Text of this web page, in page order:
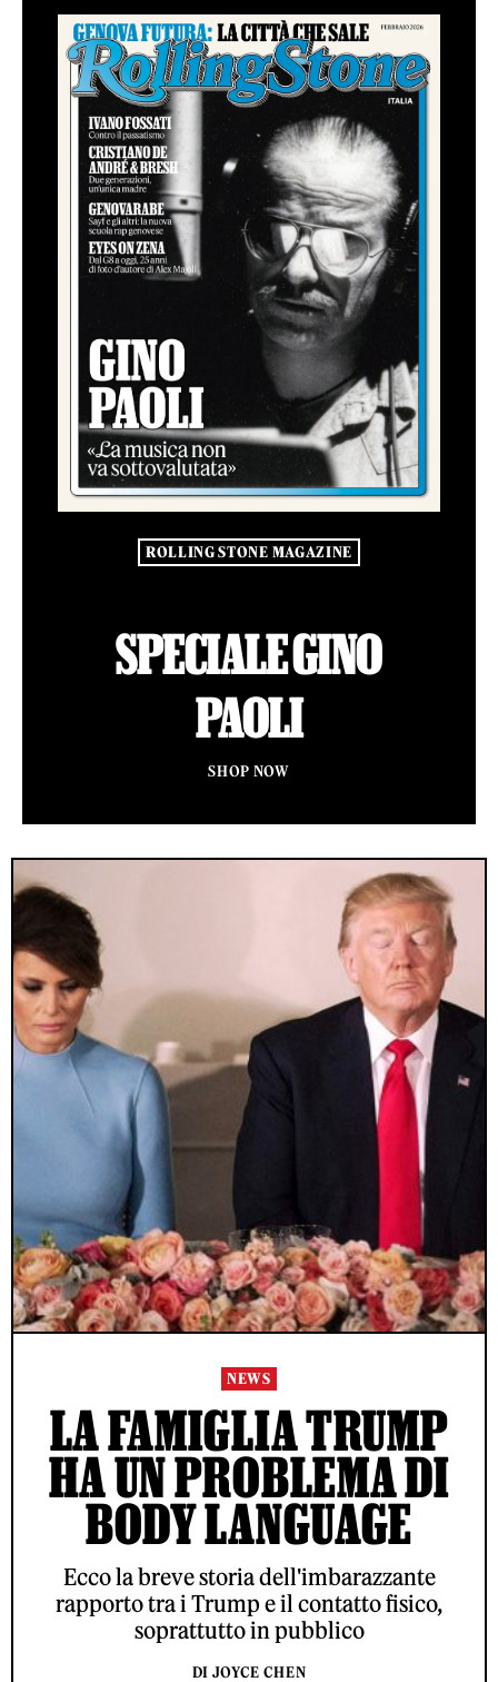
ROLLING STONE MAGAZINE
SPECIALE GINO
PAOLI
SHOP NOW
NEWS
LA FAMIGLIA TRUMP
HA UN PROBLEMA DI
BODY LANGUAGE
Ecco la breve storia dell'imbarazzante
rapporto tra i Trump e il contatto fisico,
soprattutto in pubblico
DI JOYCE CHEN